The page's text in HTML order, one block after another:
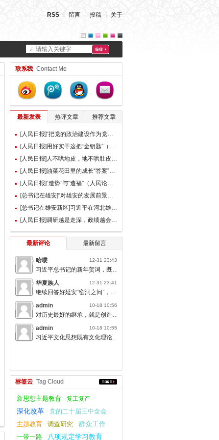
RSS 留言 投稿 关于
请输入关键字
联系我 Contact Me
最新发表 热评文章 推荐文章
最新评论 最新留言
哈喽 12-31 23:43
习近平总书记的新年贺词，既充满温度，又饱含深情，太催人奋进了。
华夏族人
12-31 23:41
继续回答好延安“窑洞之问”，书写无愧于人民的时代答卷。
admin
10-18 10:56
对历史最好的继承，就是创造新的历史；对人类文明最大的礼敬，就是创造人类文明新形态。
admin
10-18 10:55
习近平文化思想既有文化理论观点上的创新和突破，又有文化工作布局上的部署要求，标志着我们党对中国特色社会主义文化建设规律的认识达到了新高度，表明我们党的历史自信、文化自信达到了新高度。
标签云 Tag Cloud
新思想主题教育 复工复产
深化改革
党的二十届三中全会
主题教育
调查研究 群众工作
一带一路 八项规定学习教育